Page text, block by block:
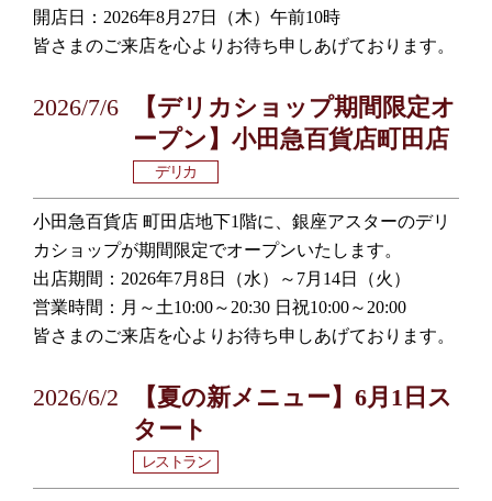
開店日：2026年8月27日（木）午前10時
皆さまのご来店を心よりお待ち申しあげております。
2026/7/6
【デリカショップ期間限定オ
ープン】小田急百貨店町田店
デリカ
小田急百貨店 町田店地下1階に、銀座アスターのデリ
カショップが期間限定でオープンいたします。
出店期間：2026年7月8日（水）～7月14日（火）
営業時間：月～土10:00～20:30 日祝10:00～20:00
皆さまのご来店を心よりお待ち申しあげております。
2026/6/2
【夏の新メニュー】6月1日ス
タート
レストラン